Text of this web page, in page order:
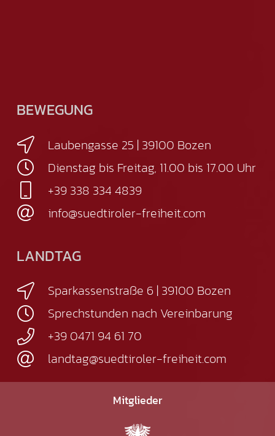
BEWEGUNG
Laubengasse 25 | 39100 Bozen
Dienstag bis Freitag, 11.00 bis 17.00 Uhr
+39 338 334 4839
info@suedtiroler-freiheit.com
LANDTAG
Sparkassenstraße 6 | 39100 Bozen
Sprechstunden nach Vereinbarung
+39 0471 94 61 70
landtag@suedtiroler-freiheit.com
Mitglieder